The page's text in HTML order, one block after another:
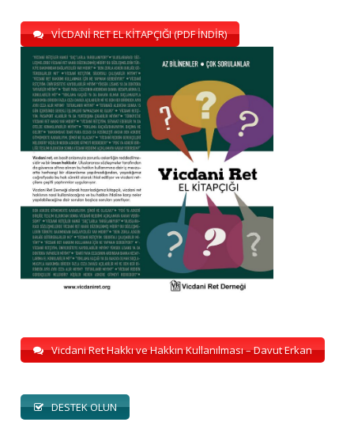
VİCDANİ RET EL KİTAPÇIĞI (PDF İNDİR)
Vicdani Ret Hakkı ve Hakkın Kullanılması – Davut Erkan
DESTEK OLUN